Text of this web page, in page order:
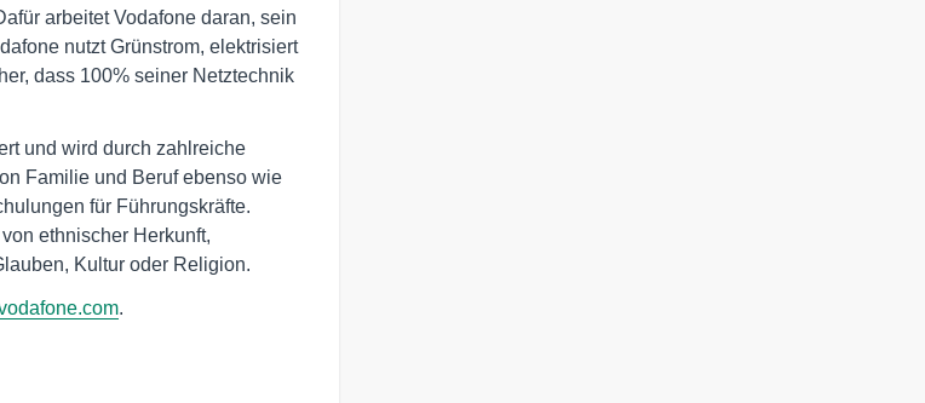
arbeitet Vodafone daran, sein
nutzt Grünstrom, elektrisiert
dass 100% seiner Netztechnik
und wird durch zahlreiche
Familie und Beruf ebenso wie
für Führungskräfte.
ethnischer Herkunft,
Kultur oder Religion.
.